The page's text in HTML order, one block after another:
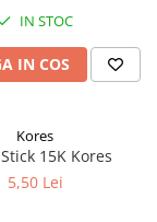
IN STOC
IN COS
Kores
15K Kores
5,50 Lei